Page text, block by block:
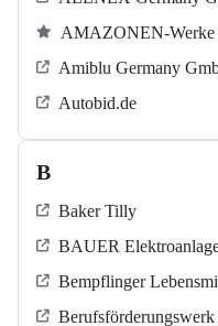
AMAZONEN-
Amiblu Germany
Autobid.de
B
Baker Tilly
BAUER
Bempflinger